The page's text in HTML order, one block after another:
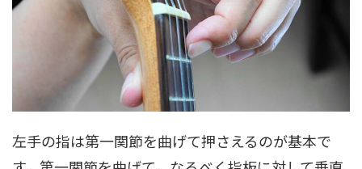
左手の指は第一関節を曲げて押さえるのが基本で